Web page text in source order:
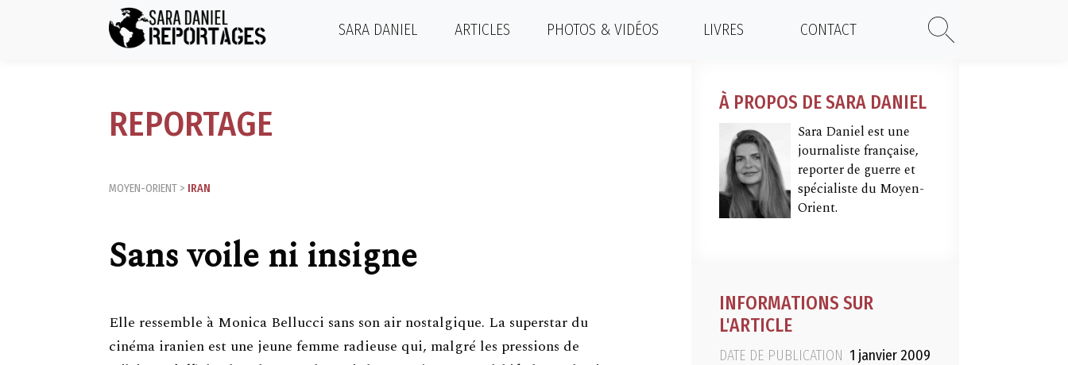
SARA DANIEL ARTICLES PHOTOS & VIDÉOS LIVRES CONTACT
REPORTAGE
MOYEN-ORIENT > IRAN
Sans voile ni insigne
Elle ressemble à Monica Bellucci sans son air nostalgique. La superstar du
cinéma iranien est une jeune femme radieuse qui, malgré les pressions de
À PROPOS DE SARA DANIEL
Sara Daniel est une
journaliste française,
reporter de guerre et
spécialiste du Moyen-
Orient.
INFORMATIONS SUR
L'ARTICLE
DATE DE PUBLICATION 1 janvier 2009